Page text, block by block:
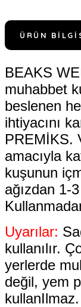
ÜRÜN
BEAKS
muhabbet
beslenen
ihtiyacını
PREMİKS.
amacıyla
kuşunun
ağızdan 1-
Uyarılar:
kullanılır.
yerlerde
değil, yem
kullanIlmaz.